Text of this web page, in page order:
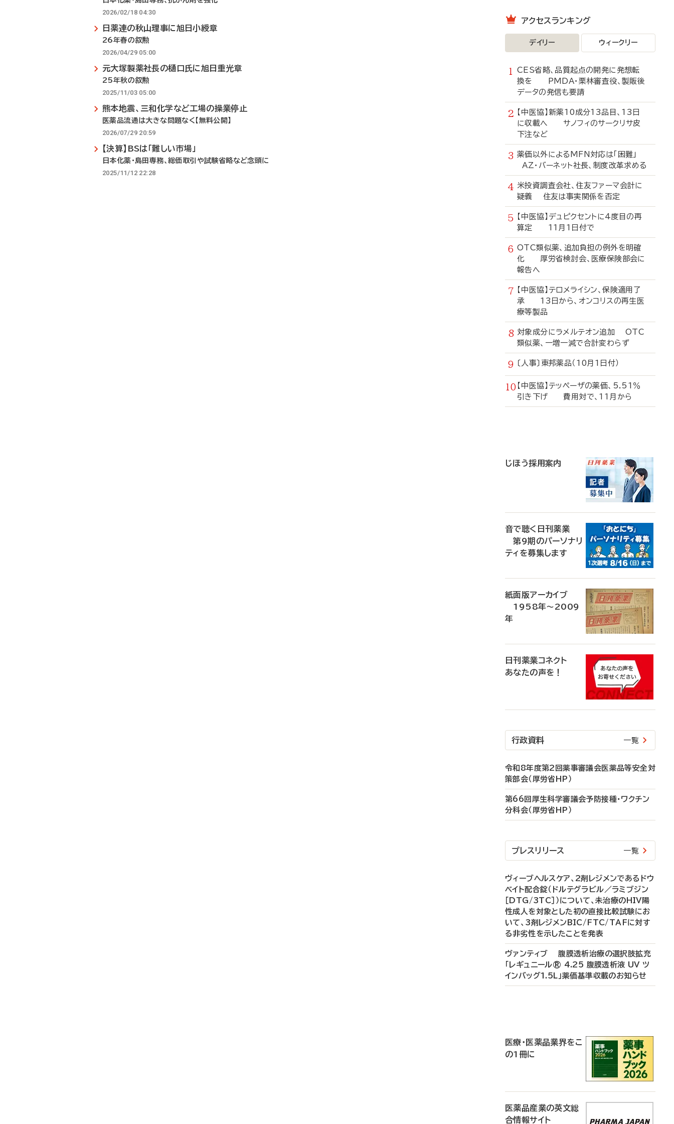
2026/02/18 04:30
日薬連の秋山理事に旭日小綬章
26年春の叙勲
2026/04/29 05:00
元大塚製薬社長の樋口氏に旭日重光章
25年秋の叙勲
2025/11/03 05:00
熊本地震、三和化学など工場の操業停止
医薬品流通は大きな問題なく【無料公開】
2026/07/29 20:59
【決算】BSは「難しい市場」
日本化薬・島田専務、総価取引や試験省略など念頭に
2025/11/12 22:28
アクセスランキング
デイリー ウィークリー
CES省略、品質起点の開発に発想転
換を PMDA・栗林審査役、製販後
データの発信も要請
【中医協】新薬10成分13品目、13日
に収載へ サノフィのサークリサ皮
下注など
薬価以外によるMFN対応は「困難」
AZ・バーネット社長、制度改革求める
米投資調査会社、住友ファーマ会計に
疑義 住友は事実関係を否定
【中医協】デュピクセントに4度目の再
算定 11月1日付で
OTC類似薬、追加負担の例外を明確
化 厚労省検討会、医療保険部会に
報告へ
【中医協】テロメライシン、保険適用了
承 13日から、オンコリスの再生医
療等製品
対象成分にラメルテオン追加 OTC
類似薬、一増一減で合計変わらず
〔人事〕東邦薬品（10月1日付）
【中医協】テッペーザの薬価、5.51％
引き下げ 費用対で、11月から
じほう採用案内
音で聴く日刊薬業
第9期のパーソナリ
ティを募集します
紙面版アーカイブ
1958年～2009
年
日刊薬業コネクト
あなたの声を！
行政資料 一覧
令和8年度第2回薬事審議会医薬品等安全対
策部会（厚労省HP）
第66回厚生科学審議会予防接種・ワクチン
分科会（厚労省HP）
プレスリリース 一覧
ヴィーブヘルスケア、2剤レジメンであるドウ
ベイト配合錠（ドルテグラビル／ラミブジン
［DTG/3TC］）について、未治療のHIV陽
性成人を対象とした初の直接比較試験にお
いて、3剤レジメンBIC/FTC/TAFに対す
る非劣性を示したことを発表
ヴァンティブ 腹膜透析治療の選択肢拡充
「レギュニール® 4.25 腹膜透析液 UV ツ
インバッグ1.5L」薬価基準収載のお知らせ
医療・医薬品業界をこ
の1冊に
医薬品産業の英文総
合情報サイト